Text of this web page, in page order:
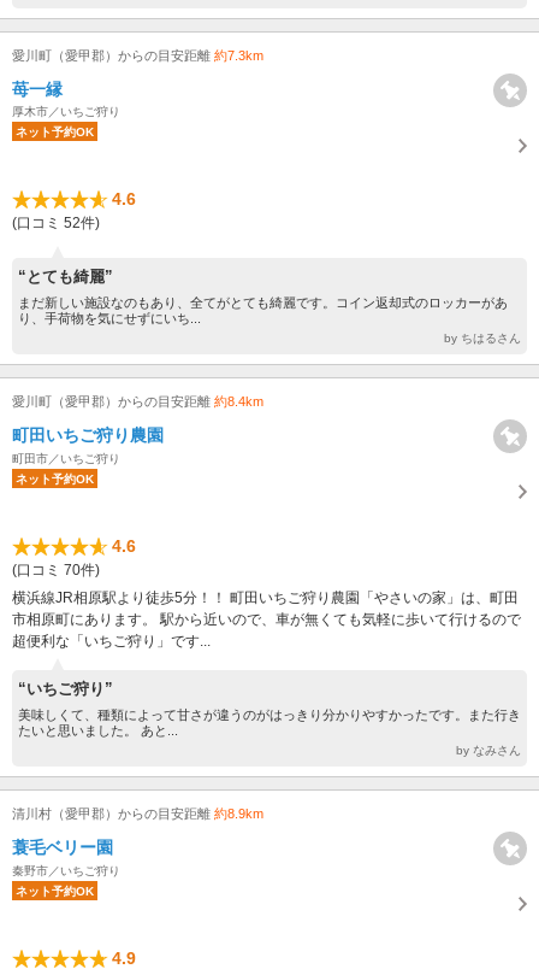
愛川町（愛甲郡）からの目安距離 約7.3km
苺一縁
厚木市／いちご狩り
ネット予約OK
4.6
(口コミ 52件)
“とても綺麗”
まだ新しい施設なのもあり、全てがとても綺麗です。コイン返却式のロッカーがあ
り、手荷物を気にせずにいち...
by ちはるさん
愛川町（愛甲郡）からの目安距離 約8.4km
町田いちご狩り農園
町田市／いちご狩り
ネット予約OK
4.6
(口コミ 70件)
横浜線JR相原駅より徒歩5分！！ 町田いちご狩り農園「やさいの家」は、町田
市相原町にあります。 駅から近いので、車が無くても気軽に歩いて行けるので
超便利な「いちご狩り」です...
“いちご狩り”
美味しくて、種類によって甘さが違うのがはっきり分かりやすかったです。また行き
たいと思いました。 あと...
by なみさん
清川村（愛甲郡）からの目安距離 約8.9km
蓑毛ベリー園
秦野市／いちご狩り
ネット予約OK
4.9